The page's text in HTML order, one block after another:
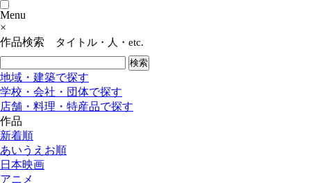
Menu
×
作品検索
タイトル・人・etc.
地域・建築で探す
学校・会社・団体で探す
店舗・料理・特産品で探す
作品
新着順
あいうえお順
日本映画
アニメ